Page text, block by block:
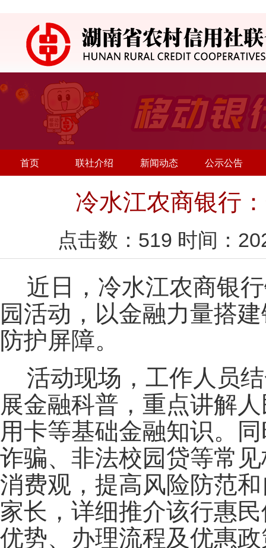
首页 联社介绍 新闻动态 公示公告
冷水江农商银行
点击数： 519 时间：
近日，冷水江农商银
园活动，以金融力量搭
防护屏障。
活动现场，工作人员
展金融科普，重点讲解
用卡等基础金融知识。
诈骗、非法校园贷等常
消费观，提高风险防范
家长，详细推介该行惠
优势、办理流程及优惠